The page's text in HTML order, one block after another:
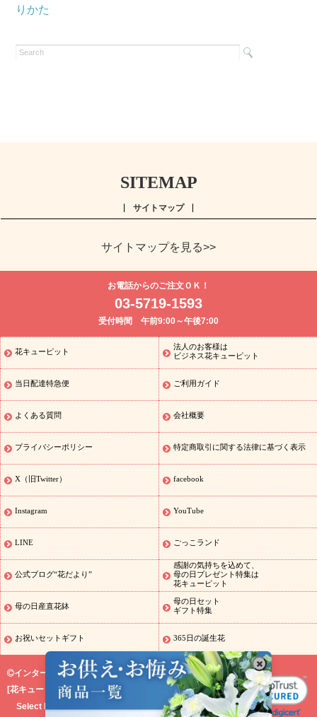
りかた
SITEMAP
サイトマップ
サイトマップを見る>>
お祝い 誕生日フラワーギフト特集
お供え・お悔やみの花
四十九日法要以降に贈る花
通夜・葬儀に贈る花
胡蝶蘭・花鉢 プリザーブドフラワー
のイベント
ひまわり ギフト・プレゼント特集
お盆 花（新盆・初
盆）
季節のイベント お盆 花（新盆・初盆）
お盆 花（新盆・
初盆）
お盆・お供え 花とセットギフト
お盆・お供え プリザーブ
ドフラワー
ひまわり ギフト・プレゼント特集
元・暑中見舞い 花のギフト特集
敬老の日におくる花ギフト・プレ
ゼント特集
敬老の日におくる花ギフト・プレゼント特集
花のおすすめランキング
敬老の日 花鉢植えのギフト・プレゼント
特集
敬老の日 花とセットギフト・プレゼント特集
敬老の日の花
ズ』コラボキャンペーン
「きょう誕生日なんです」キャンペーン
誕生日の花を探す 誕生日フラワーギフト
誕生日フラワーギフ
ト
誕生日フラワーギフト商品一覧 バラ
9月の誕生花(リンドウ)
トギフト
「きょう誕生日なんです」キャンペーン
用途から探す お祝いの花特集 当日配達特急便
お祝い商品一覧
お祝い
開店・開業祝い 新築・引っ越し祝い 退職祝い
退院祝い・快気祝い
い
プチギフト ペットのお祝いフラワー お中元・暑中見舞い
当日配達特急便 お供え
お悔やみ商品一覧
お供え・お悔やみの花
四十九日法要以降に贈る
花
お供え お花とセットギフト
ザーブドフラワー
ペットのお供えフラワー
お盆（新盆・初盆）
その他
お祝い返し お見舞い お取り寄せギフト ビジネス用
ご
自宅用
観葉植物 ミディ胡蝶蘭 プリザーブドフラワー
スタイ
ルから探す
アレンジメント 花束 スタンド花 お祝い お供
お電話からのご注文ＯＫ！
03-5719-1593
受付時間 午前9:00～午後7:00
花キューピット
法人のお客様は
ビジネス花キューピット
当日配達特急便 ご利用ガイド
よくある質問 会社概要
プライバシーポリシー 特定商取引に関する法律に基づく表示
X（旧Twitter） facebook
Instagram YouTube
LINE ごっこランド
公式ブログ“花だより”
感謝の気持ちを込めて、
母の日プレゼント特集は
花キューピット
母の日産直花鉢
母の日セット
ギフト特集
お祝いセットギフト 365日の誕生花
インターネット花キューピット
[花キューピット株式会社]
Select Language